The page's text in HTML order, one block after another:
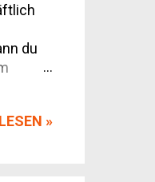
du
»